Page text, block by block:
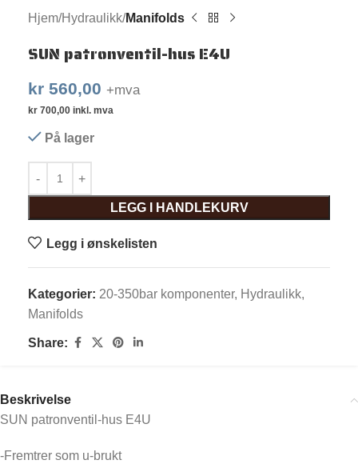
Hjem Hydraulikk Manifolds
SUN patronventil-hus E4U
kr 560,00 +mva
kr 700,00 inkl. mva
På lager
LEGG I HANDLEKURV
Legg i ønskelisten
Kategorier: 20-350bar komponenter, Hydraulikk,
Manifolds
Share:
Beskrivelse
SUN patronventil-hus E4U
-Fremtrer som u-brukt